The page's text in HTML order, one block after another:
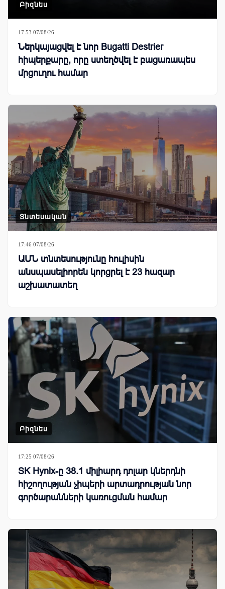
Բիզնես
17:53 07/08/26
Ներկայացվել է նոր Bugatti Destrier
հիպերքարը, որը ստեղծվել է բացառապես
մրցուղու համար
Տնտեսական
17:46 07/08/26
ԱՄՆ տնտեսությունը հուլիսին
անսպասելիորեն կորցրել է 23 հազար
աշխատատեղ
Բիզնես
17:25 07/08/26
SK Hynix-ը 38.1 միլիարդ դոլար կներդնի
հիշողության չիպերի արտադրության նոր
գործարանների կառուցման համար